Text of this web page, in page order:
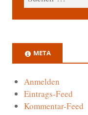
META
Anmelden
Eintrags-Feed
Kommentar-Feed